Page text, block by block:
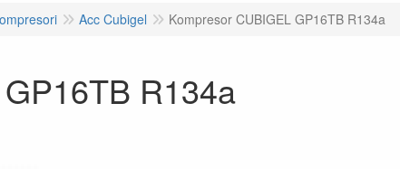
Acc Cubigel Kompresor CUBIGEL GP16TB R134a
R134a